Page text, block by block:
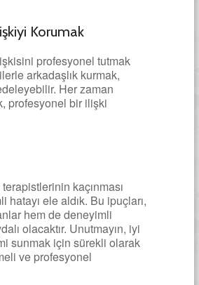
Korumak
profesyonel tutmak
arkadaşlık kurmak,
Her zaman
profesyonel bir ilişki
kaçınması
hatayı ele aldık. Bu ipuçları,
hem de deneyimli
olacaktır. Unutmayın, iyi
sunmak için sürekli olarak
ve profesyonel